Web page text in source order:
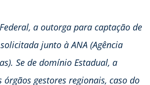
a outorga para captação de
junto à ANA (Agência
Se de domínio Estadual, a
órgãos gestores regionais, caso do